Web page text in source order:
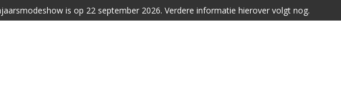
is op 22 september 2026. Verdere informatie hierover volgt nog.